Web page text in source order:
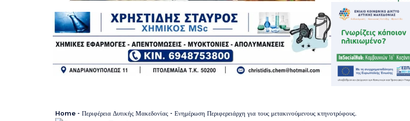
Home - Περιφέρεια Δυτικής Μακεδονίας - Ενημέρωση Περιφερειάρχη για τους μετακινούμενους κτηνοτρόφους.